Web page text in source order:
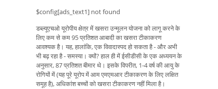
$config[ads_text1] not found
डब्ल्यूएचओ यूरोपीय क्षेत्र में खसरा उन्मूलन योजना को लागू करने के
लिए कम से कम 95 प्रतिशत आबादी का खसरा टीकाकरण
आवश्यक है। यह, हालांकि, एक विवादास्पद हो सकता है - और अभी
भी बढ़ रहा है - समस्या। क्यों? हाल ही में ईसीडीसी के एक अध्ययन के
अनुसार, 87 प्रतिशत बीमार थे। इसके विपरीत, 1-4 वर्ष की आयु के
रोगियों में (यह पूरे यूरोप में आम एमएमआर टीकाकरण के लिए लक्षित
समूह है), अधिकांश बच्चों को खसरा टीकाकरण नहीं मिला है।